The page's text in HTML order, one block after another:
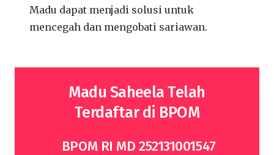
Madu dapat menjadi solusi untuk
mencegah dan mengobati sariawan.
Madu Saheela Telah
Terdaftar di BPOM
BPOM RI MD 252131001547